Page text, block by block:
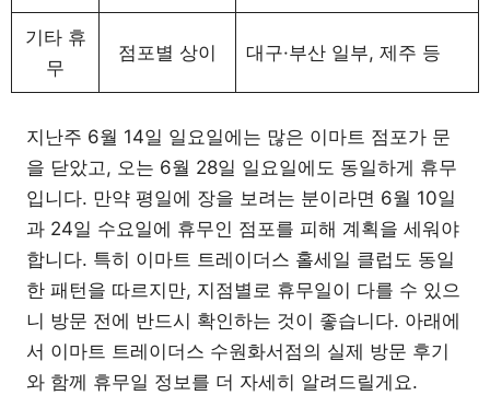
기타 휴
무
점포별 상이 대구·부산 일부, 제주 등
지난주 6월 14일 일요일에는 많은 이마트 점포가 문
을 닫았고, 오는 6월 28일 일요일에도 동일하게 휴무
입니다. 만약 평일에 장을 보려는 분이라면 6월 10일
과 24일 수요일에 휴무인 점포를 피해 계획을 세워야
합니다. 특히 이마트 트레이더스 홀세일 클럽도 동일
한 패턴을 따르지만, 지점별로 휴무일이 다를 수 있으
니 방문 전에 반드시 확인하는 것이 좋습니다. 아래에
서 이마트 트레이더스 수원화서점의 실제 방문 후기
와 함께 휴무일 정보를 더 자세히 알려드릴게요.